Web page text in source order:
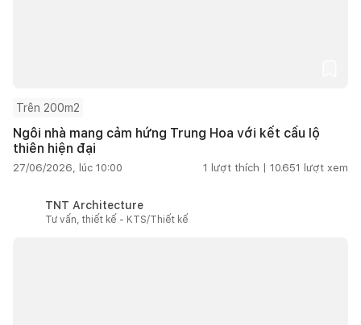
Trên 200m2
Ngôi nhà mang cảm hứng Trung Hoa với kết cấu lộ
thiên hiện đại
27/06/2026, lúc 10:00 1 lượt thích | 10.651 lượt xem
TNT Architecture
Tư vấn, thiết kế - KTS/Thiết kế